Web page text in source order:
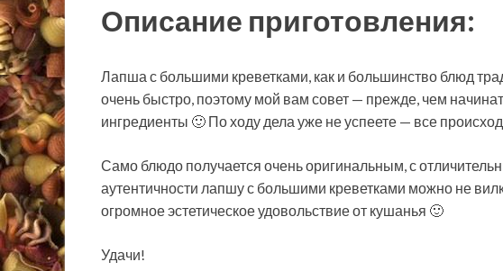
Описание приготовления:
Лапша с большими креветками, как и большинство блюд
очень быстро, поэтому мой вам совет — прежде, чем
ингредиенты 🙂 По ходу дела уже не успеете — все
Само блюдо получается очень оригинальным, с
аутентичности лапшу с большими креветками можно не
огромное эстетическое удовольствие от кушанья 🙂
Удачи!